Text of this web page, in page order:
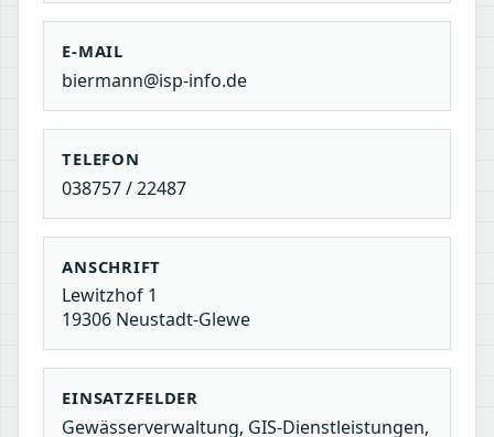
E-MAIL
biermann@isp-info.de
TELEFON
038757 / 22487
ANSCHRIFT
Lewitzhof 1
19306 Neustadt-Glewe
EINSATZFELDER
Gewässerverwaltung, GIS-Dienstleistungen,